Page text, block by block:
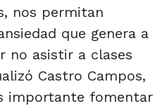
nos permitan
que genera a
no asistir a clases
Castro Campos,
importante fomentar